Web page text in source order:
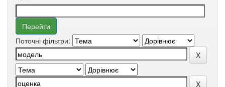
Поточні фільтри: